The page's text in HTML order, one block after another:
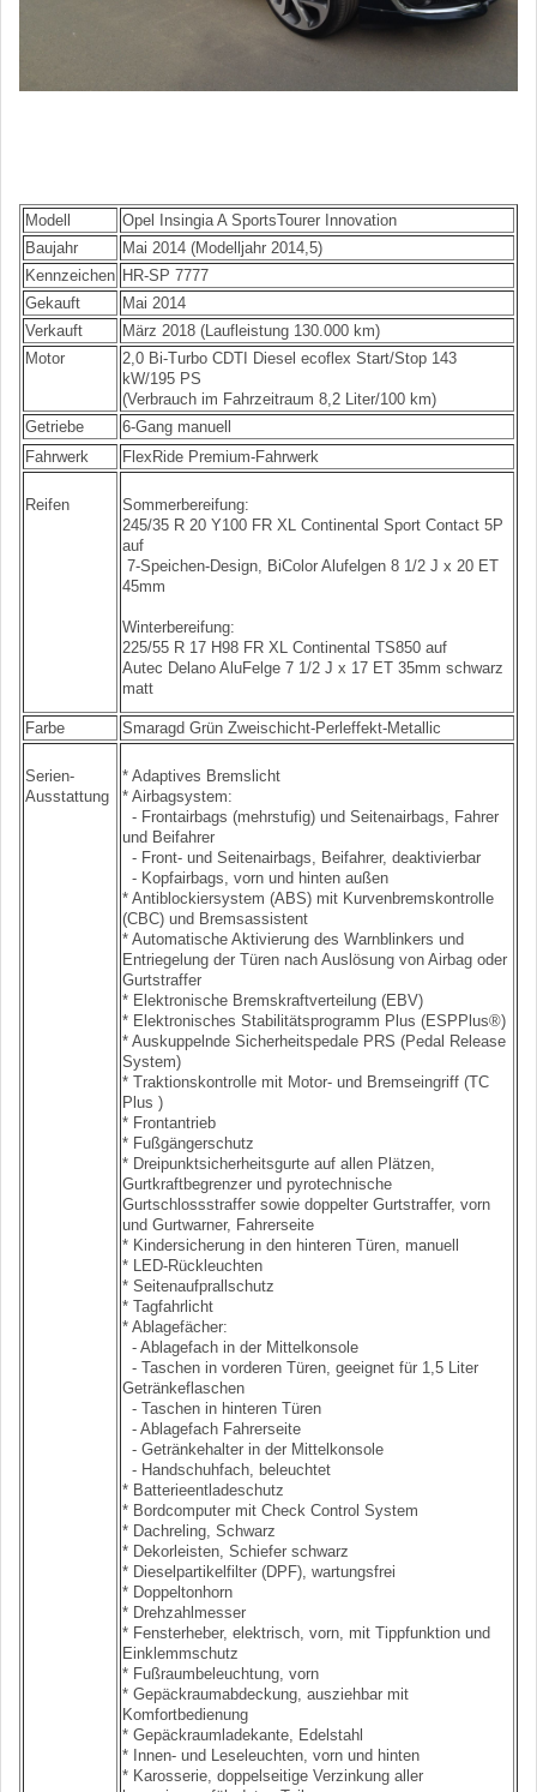
Modell
Opel Insingia A SportsTourer Innovation
Baujahr
Mai 2014 (Modelljahr 2014,5)
Kennzeichen HR-SP 7777
Gekauft
Mai 2014
Verkauft
März 2018 (Laufleistung 130.000 km)
Motor
2,0 Bi-Turbo CDTI Diesel ecoflex Start/Stop 143
kW/195 PS
(Verbrauch im Fahrzeitraum 8,2 Liter/100 km)
Getriebe
6-Gang manuell
Fahrwerk
FlexRide Premium-Fahrwerk
Reifen
Sommerbereifung:
245/35 R 20 Y100 FR XL Continental Sport Contact 5P
auf
7-Speichen-Design, BiColor Alufelgen 8 1/2 J x 20 ET
45mm
Winterbereifung:
225/55 R 17 H98 FR XL Continental TS850 auf
Autec Delano AluFelge 7 1/2 J x 17 ET 35mm schwarz
matt
Farbe Smaragd Grün Zweischicht-Perleffekt-Metallic
Serien-
Ausstattung
* Adaptives Bremslicht
* Airbagsystem:
- Frontairbags (mehrstufig) und Seitenairbags, Fahrer
und Beifahrer
- Front- und Seitenairbags, Beifahrer, deaktivierbar
- Kopfairbags, vorn und hinten außen
* Antiblockiersystem (ABS) mit Kurvenbremskontrolle
(CBC) und Bremsassistent
* Automatische Aktivierung des Warnblinkers und
Entriegelung der Türen nach Auslösung von Airbag oder
Gurtstraffer
* Elektronische Bremskraftverteilung (EBV)
* Elektronisches Stabilitätsprogramm Plus (ESPPlus®)
* Auskuppelnde Sicherheitspedale PRS (Pedal Release
System)
* Traktionskontrolle mit Motor- und Bremseingriff (TC
Plus )
* Frontantrieb
* Fußgängerschutz
* Dreipunktsicherheitsgurte auf allen Plätzen,
Gurtkraftbegrenzer und pyrotechnische
Gurtschlossstraffer sowie doppelter Gurtstraffer, vorn
und Gurtwarner, Fahrerseite
* Kindersicherung in den hinteren Türen, manuell
* LED-Rückleuchten
* Seitenaufprallschutz
* Tagfahrlicht
* Ablagefächer:
- Ablagefach in der Mittelkonsole
- Taschen in vorderen Türen, geeignet für 1,5 Liter
Getränkeflaschen
- Taschen in hinteren Türen
- Ablagefach Fahrerseite
- Getränkehalter in der Mittelkonsole
- Handschuhfach, beleuchtet
* Batterieentladeschutz
* Bordcomputer mit Check Control System
* Dachreling, Schwarz
* Dekorleisten, Schiefer schwarz
* Dieselpartikelfilter (DPF), wartungsfrei
* Doppeltonhorn
* Drehzahlmesser
* Fensterheber, elektrisch, vorn, mit Tippfunktion und
Einklemmschutz
* Fußraumbeleuchtung, vorn
* Gepäckraumabdeckung, ausziehbar mit
Komfortbedienung
* Gepäckraumladekante, Edelstahl
* Innen- und Leseleuchten, vorn und hinten
* Karosserie, doppelseitige Verzinkung aller